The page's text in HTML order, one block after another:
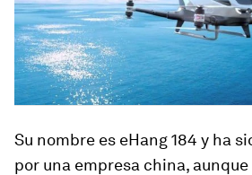
Su nombre es eHang184 y ha
por una empresa china, aunque